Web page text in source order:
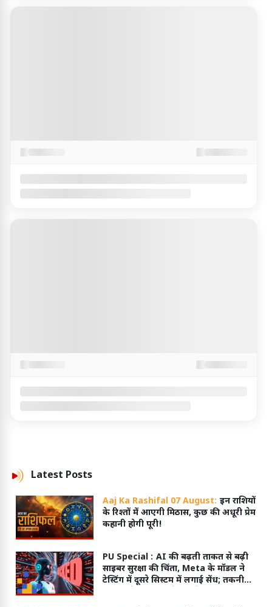
Latest Posts
Aaj Ka Rashifal 07 August: इन राशियों
के रिश्तों में आएगी मिठास, कुछ की अधूरी प्रेम
कहानी होगी पूरी!
PU Special : AI की बढ़ती ताकत से बढ़ी
साइबर सुरक्षा की चिंता, Meta के मॉडल ने
टेस्टिंग में दूसरे सिस्टम में लगाई सेंध; तकनीकी